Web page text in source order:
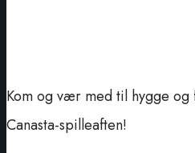
Kom og vær med til hygge
Canasta-spilleaften!